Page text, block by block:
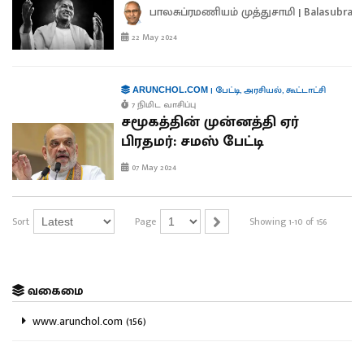
பாலசுப்ரமணியம் முத்துசாமி |
22 May 2024
ARUNCHOL.COM| பேட்டி,அரசியல்,கூட்டாட்சி
7 நிமிட வாசிப்பு
சமூகத்தின் முன்னத்தி ஏர்
பிரதமர்: சமஸ் பேட்டி
07 May 2024
Sort Page Showing 1-10 of 156
வகைமை
www.arunchol.com (156)